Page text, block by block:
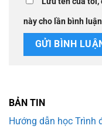
này cho lần bình
BẢN TIN
Hướng dẫn học Trình